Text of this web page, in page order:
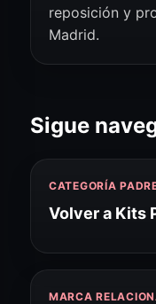
reposición y
Madrid.
Sigue
CATEGORÍA
Volver a Kits
MARCA